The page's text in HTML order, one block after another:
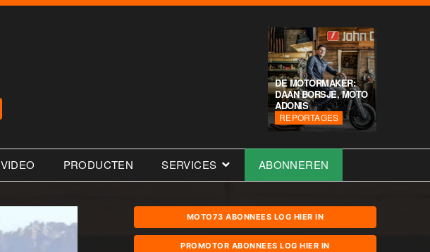
DE MOTORMAKER:
DAAN BORSJE, MOTO
ADONIS
REPORTAGES
VIDEO PRODUCTEN SERVICES ABONNEREN
MOTO73 ABONNEES LOG HIER IN
PROMOTOR ABONNEES LOG HIER IN